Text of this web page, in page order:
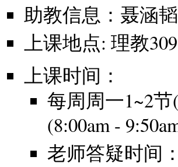
助教信息：聂涵
上课地点: 理教309
上课时间：
每周周一1~2节
(8:00am -
老师答疑时间